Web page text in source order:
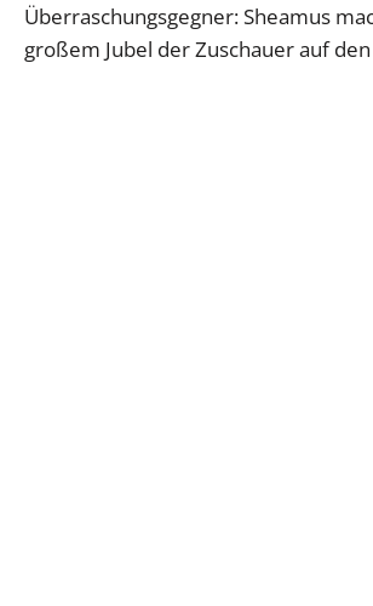
Überraschungsgegner: Sheamus
großem Jubel der Zuschauer auf